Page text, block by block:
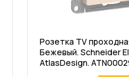
Розетка TV
Бежевый. Schneider
AtlasDesign.